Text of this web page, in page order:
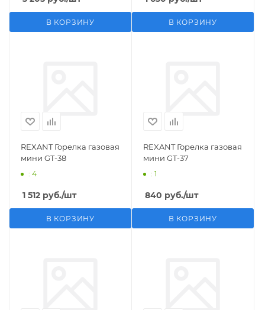
В КОРЗИНУ В КОРЗИНУ
REXANT Горелка газовая
мини GT-38
: 4
1 512 руб./шт
В КОРЗИНУ
REXANT Горелка газовая
мини GT-37
: 1
840 руб./шт
В КОРЗИНУ